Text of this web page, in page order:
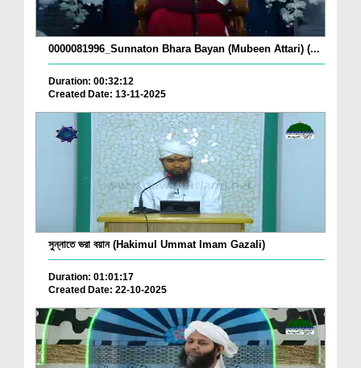
0000081996_Sunnaton Bhara Bayan (Mubeen Attari) (...
Duration: 00:32:12
Created Date: 13-11-2025
সুন্নাতে ভরা বয়ান (Hakimul Ummat Imam Gazali)
Duration: 01:01:17
Created Date: 22-10-2025